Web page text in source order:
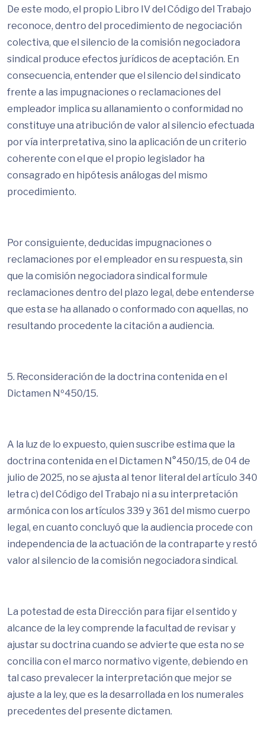
De este modo, el propio Libro IV del Código del Trabajo
reconoce, dentro del procedimiento de negociación
colectiva, que el silencio de la comisión negociadora
sindical produce efectos jurídicos de aceptación. En
consecuencia, entender que el silencio del sindicato
frente a las impugnaciones o reclamaciones del
empleador implica su allanamiento o conformidad no
constituye una atribución de valor al silencio efectuada
por vía interpretativa, sino la aplicación de un criterio
coherente con el que el propio legislador ha
consagrado en hipótesis análogas del mismo
procedimiento.
Por consiguiente, deducidas impugnaciones o
reclamaciones por el empleador en su respuesta, sin
que la comisión negociadora sindical formule
reclamaciones dentro del plazo legal, debe entenderse
que esta se ha allanado o conformado con aquellas, no
resultando procedente la citación a audiencia.
5. Reconsideración de la doctrina contenida en el
Dictamen Nº450/15.
A la luz de lo expuesto, quien suscribe estima que la
doctrina contenida en el Dictamen N°450/15, de 04 de
julio de 2025, no se ajusta al tenor literal del artículo 340
letra c) del Código del Trabajo ni a su interpretación
armónica con los artículos 339 y 361 del mismo cuerpo
legal, en cuanto concluyó que la audiencia procede con
independencia de la actuación de la contraparte y restó
valor al silencio de la comisión negociadora sindical.
La potestad de esta Dirección para fijar el sentido y
alcance de la ley comprende la facultad de revisar y
ajustar su doctrina cuando se advierte que esta no se
concilia con el marco normativo vigente, debiendo en
tal caso prevalecer la interpretación que mejor se
ajuste a la ley, que es la desarrollada en los numerales
precedentes del presente dictamen.